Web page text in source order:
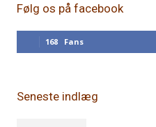
Følg os på facebook
168 Fans
Seneste indlæg